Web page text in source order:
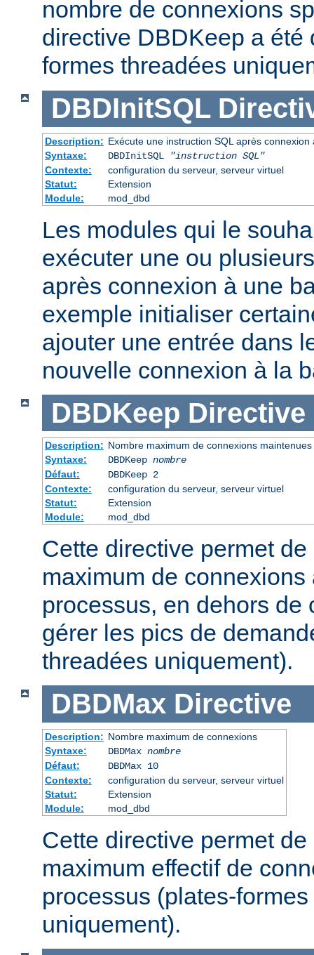
nombre de connexions
directive DBDKeep a été
formes threadées
DBDInitSQL
Description: Exécute une instruction SQL après
Syntaxe:
DBDInitSQL
"instruction SQL"
Contexte:
configuration du serveur, serveur virtuel
Statut:
Extension
Module:
mod_dbd
Les modules qui le
exécuter une ou
après connexion à une
exemple initialiser
ajouter une entrée dans
nouvelle connexion à la
DBDKeep Directive
Description: Nombre maximum de connexions maintenues
Syntaxe:
DBDKeep nombre
Défaut:
DBDKeep 2
Contexte:
configuration du serveur, serveur virtuel
Statut:
Extension
Module:
mod_dbd
Cette directive permet
maximum de
processus, en dehors de
gérer les pics de
threadées uniquement).
DBDMax Directive
Description: Nombre maximum de connexions
Syntaxe:
DBDMax nombre
Défaut:
DBDMax 10
Contexte:
configuration du serveur, serveur virtuel
Statut:
Extension
Module:
mod_dbd
Cette directive permet
maximum effectif de
processus (plates-
uniquement).